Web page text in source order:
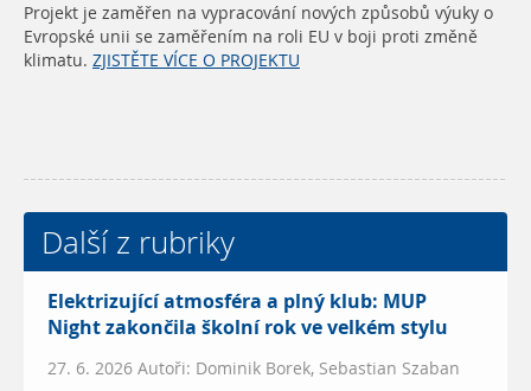
Projekt je zaměřen na vypracování nových způsobů výuky o
Evropské unii se zaměřením na roli EU v boji proti změně
klimatu. ZJISTĚTE VÍCE O PROJEKTU
Další z rubriky
Elektrizující atmosféra a plný klub: MUP
Night zakončila školní rok ve velkém stylu
27. 6. 2026 Autoři: Dominik Borek, Sebastian Szaban